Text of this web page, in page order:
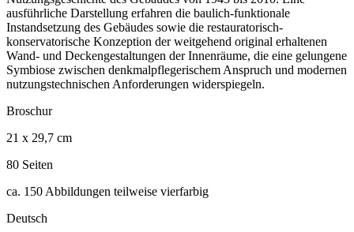
ausführliche Darstellung erfahren die baulich-funktionale
Instandsetzung des Gebäudes sowie die restauratorisch-
konservatorische Konzeption der weitgehend original erhaltenen
Wand- und Deckengestaltun­gen der Innenräume, die eine gelungene
Symbiose zwischen denkmalpflegerischem Anspruch und modernen
nutzungstechnischen Anforderungen widerspiegeln.
Broschur
21 x 29,7 cm
80 Seiten
ca. 150 Abbildungen teilweise vierfarbig
Deutsch